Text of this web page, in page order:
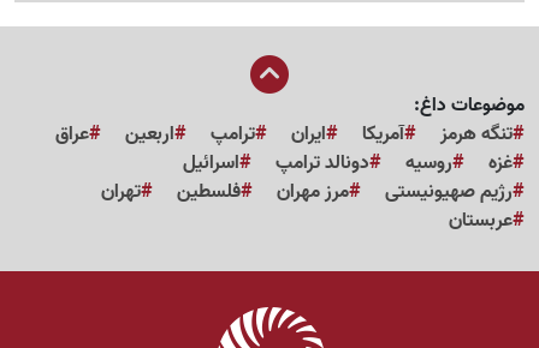
موضوعات داغ:
تنگه هرمز
آمریکا ایران ترامپ اربعین
عراق
غزه
روسیه دونالد ترامپ
اسرائیل
رژیم صهیونیستی
مرز مهران فلسطین
تهران
عربستان